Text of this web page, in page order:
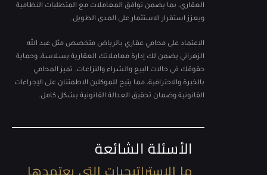
العقاري، بما يضمن توافق المعاملات مع المتطلبات النظامية
ويعزز استقرار الاستثمار على المدى الطويل.
الاعتماد على محامي عقاري بالرياض متخصص مثل عبد الله
الزهراني يضمن لك إدارة معاملاتك العقارية بسلاسة، وحماية
حقوقك في حالات البيع والشراء والنزاعات. تميز المحامي
بالخبرة والاحترافية، مما يتيح للموكلين الاطمئنان على الإجراءات
القانونية وضمان تحقيق العدالة القانونية بشكل كامل.
الأسئلة الشائعة